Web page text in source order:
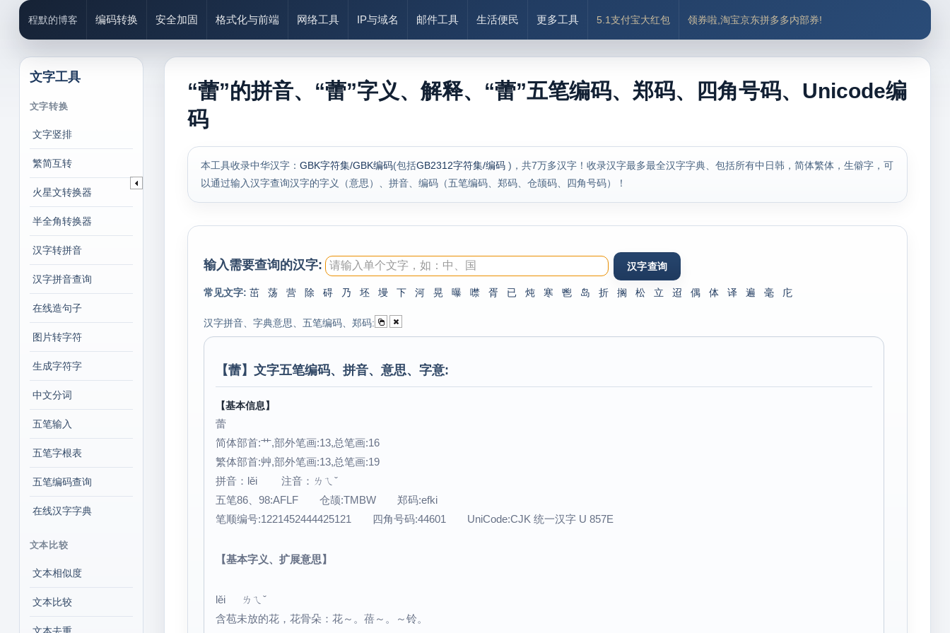
程默的博客 编码转换 安全加固 格式化与前端 网络工具 IP与域名 邮件工具 生活便民 更多工具 5.1支付宝大红包 领券啦,淘宝京东拼多多内部券!
文字工具
文字转换
文字竖排
繁简互转
火星文转换器
半全角转换器
汉字转拼音
汉字拼音查询
在线造句子
图片转字符
生成字符字
中文分词
五笔输入
五笔字根表
五笔编码查询
在线汉字字典
文本比较
文本相似度
文本比较
“蕾”的拼音、“蕾”字义、解释、“蕾”五笔编码、郑码、四角号码、Unicode编
码
本工具收录中华汉字： GBK字符集/GBK编码(包括GB2312字符集/编码 )，共7万多汉字！收录汉字最多最全汉字字典、包括所有中日韩，简体繁体，生僻字，可
以通过输入汉字查询汉字的字义（意思）、拼音、编码（五笔编码、郑码、仓颉码、四角号码）！
输入需要查询的汉字:
常见文字: 茁 荡 营 除 碍 乃 坯 墁 下 河 晃 曝 噤 胥 已 炖 寒 鬯 岛 折 搁 松 立 迢 偶 体 译 遍 毫 庀
汉字拼音、字典意思、五笔编码、郑码:
【蕾】文字五笔编码、拼音、意思、字意:
【基本信息】
蕾
简体部首:艹,部外笔画:13,总笔画:16
繁体部首:艸,部外笔画:13,总笔画:19
拼音：lěi 注音：ㄌㄟˇ
五笔86、98:AFLF 仓颉:TMBW 郑码:efki
笔顺编号:1221452444425121 四角号码:44601 UniCode:CJK 统一汉字 U 857E
【基本字义、扩展意思】
lěi ㄌㄟˇ
含苞未放的花，花骨朵：花～。蓓～。～铃。